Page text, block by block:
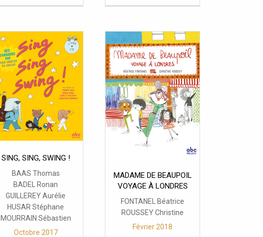
SING, SING, SWING !
BAAS Thomas
BADEL Ronan
GUILLEREY Aurélie
HUSAR Stéphane
MOURRAIN Sébastien
Octobre 2017
MADAME DE BEAUPOIL
VOYAGE À LONDRES
FONTANEL Béatrice
ROUSSEY Christine
Février 2018